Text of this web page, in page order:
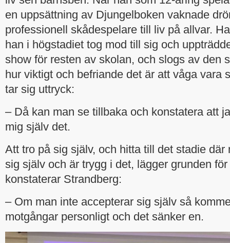
en uppsättning av Djungelboken vaknade
professionell skådespelare till liv på allvar.
han i högstadiet tog mod till sig och
show för resten av skolan, och slogs av den
hur viktigt och befriande det är att våga vara
tar sig uttryck:
– Då kan man se tillbaka och konstatera att
mig själv det.
Att tro på sig själv, och hitta till det stadie där
sig själv och är trygg i det, lägger grunden
konstaterar Strandberg:
– Om man inte accepterar sig själv så
motgångar personligt och det sänker en.